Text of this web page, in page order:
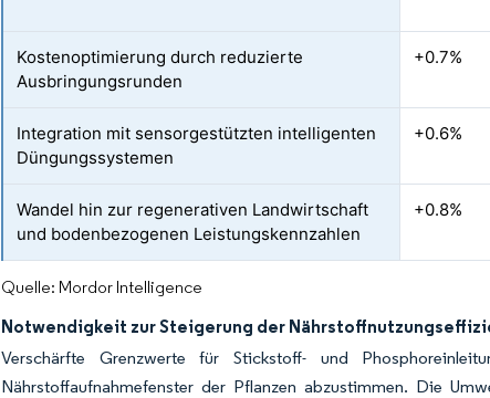
Kostenoptimierung durch reduzierte
Ausbringungsrunden
+0.7%
Integration mit sensorgestützten intelligenten
Düngungssystemen
+0.6%
Wandel hin zur regenerativen Landwirtschaft
und bodenbezogenen Leistungskennzahlen
+0.8%
Quelle: Mordor Intelligence
Notwendigkeit zur Steigerung der
Verschärfte Grenzwerte für Stickstoff- und
Nährstoffaufnahmefenster der Pflanzen abzustimmen. Die